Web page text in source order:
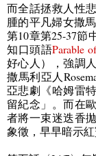
而全話拯救人性
腫的平凡婦女撒
第10章第25-37節
知口頭語Parable
好心人），強調
撒馬利亞人
亞悲劇《哈姆雷
留紀念」。而在
者將一束迷迭香
象徵，早早暗示